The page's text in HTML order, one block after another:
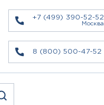
+7 (499) 390-52-52
Москва
8 (800) 500-47-52